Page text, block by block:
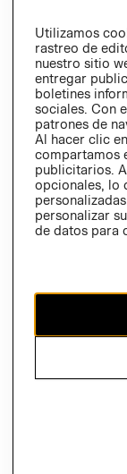
Utilizamos
rastreo de
nuestro sitio
entregar
boletines
sociales. Con
patrones de
Al hacer clic
compartamos
publicitarios.
opcionales, lo
personalizar
de datos para